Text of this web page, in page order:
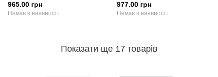
965.00 грн
Немає в наявності
977.00 грн
Немає в наявності
Показати ще 17 товарів